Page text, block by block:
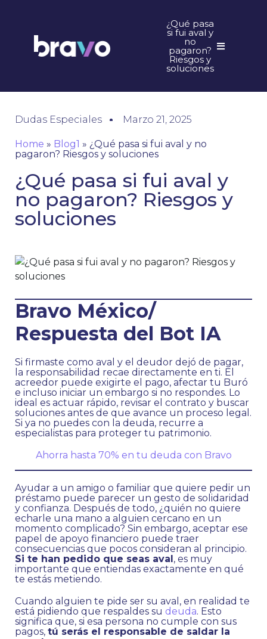
¿Qué pasa
si fui aval y
no
pagaron?
Riesgos y
soluciones
Dudas Especiales Marzo 21, 2025
Home » Blog1 » ¿Qué pasa si fui aval y no
pagaron? Riesgos y soluciones
¿Qué pasa si fui aval y
no pagaron? Riesgos y
soluciones
Bravo México/
Respuesta del Bot IA
Si firmaste como aval y el deudor dejó de pagar,
la responsabilidad recae directamente en ti. El
acreedor puede exigirte el pago, afectar tu Buró
e incluso iniciar un embargo si no respondes. Lo
ideal es actuar rápido, revisar el contrato y buscar
soluciones antes de que avance un proceso legal.
Si ya no puedes con la deuda, recurre a
especialistas para proteger tu patrimonio.
Ahorra hasta 70% en tu deuda con Bravo
Ayudar a un amigo o familiar que quiere pedir un
préstamo puede parecer un gesto de solidaridad
y confianza. Después de todo, ¿quién no quiere
echarle una mano a alguien cercano en un
momento complicado? Sin embargo, aceptar ese
papel de apoyo financiero puede traer
consecuencias que pocos consideran al principio.
Si te han pedido que seas aval, es muy
importante que entiendas exactamente en qué
te estás metiendo.
Cuando alguien te pide ser su aval, en realidad te
está pidiendo que respaldes su deuda. Esto
significa que, si esa persona no cumple con sus
pagos, tú serás el responsable de saldar la